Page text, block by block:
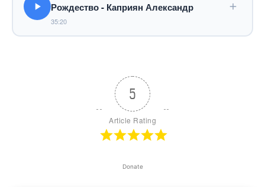
Рождество - Каприян Александр
35:20
5
Article Rating
Donate